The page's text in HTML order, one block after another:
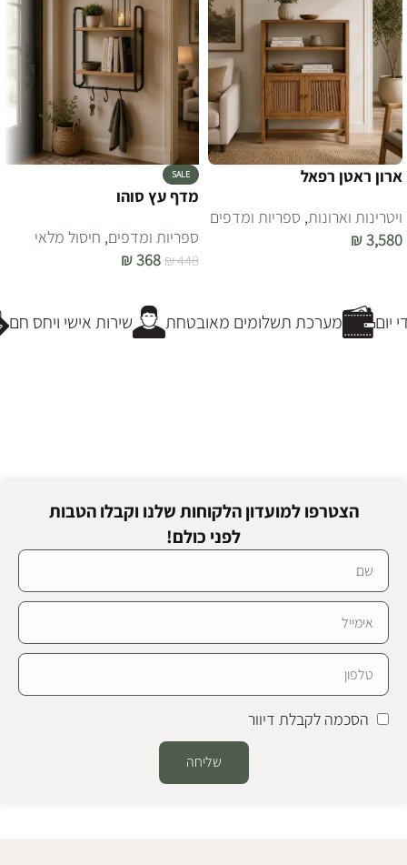
ארון ראטן רפאל
ויטרינות וארונות, ספריות ומדפים
₪3,580
SALE
מדף עץ סוהו
ספריות ומדפים, חיסול מלאי
₪448
₪368
שירות אישי ויחס חם מערכת תשלומים מאובטחת
הצטרפו למועדון הלקוחות שלנו וקבלו הטבות
לפני כולם!
הסכמה לקבלת דיוור
שליחה